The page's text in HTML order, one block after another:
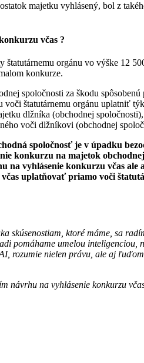
majetku vyhlásený, bol z
včas ?
orgánu vo výške 12
konkurze.
spoločnosti za škodu
štatutárnemu orgánu uplatniť
dlžníka (obchodnej
voči dlžníkovi (obchodnej
spoločnosť je v úpadku
konkurzu na majetok
vyhlásenie konkurzu včas ale
uplatňovať priamo voči
skúsenostiam, ktoré máme, sa
pomáhame umelou inteligenciou,
rozumie nielen právu, ale aj
návrhu na vyhlásenie konkurzu